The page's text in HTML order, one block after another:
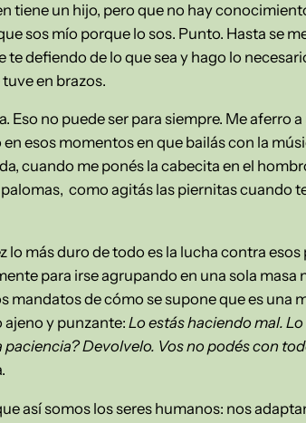
tiene un hijo, pero que no hay
sos mío porque lo sos. Punto. Hasta se
defiendo de lo que sea y hago lo
en brazos.
Eso no puede ser para siempre. Me aferro
esos momentos en que bailás con la
cuando me ponés la cabecita en el
como agitás las piernitas cuando
lo más duro de todo es la lucha contra
para irse agrupando en una sola masa
de cómo se supone que es una
ajeno y punzante: Lo estás haciendo mal.
paciencia? Devolvelo. Vos no podés con
así somos los seres humanos: nos